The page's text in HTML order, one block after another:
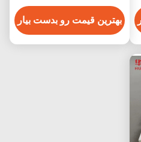
دکوراسیون دیوار داخلی
بهترین قیمت رو بدست بیار